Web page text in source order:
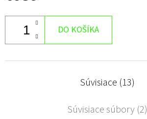
DO KOŠÍKA
Súvisiace (13)
Súvisiace súbory (2)